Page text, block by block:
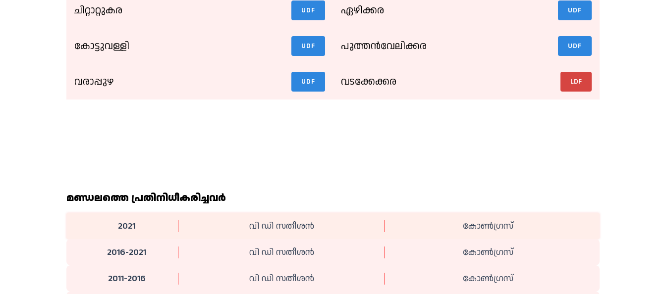
ചിറ്റാറ്റുകര UDF
കോട്ടുവള്ളി UDF
വരാപ്പുഴ UDF
ഏഴിക്കര UDF
പുത്തൻവേലിക്കര UDF
വടക്കേക്കര LDF
മണ്ഡലത്തെ പ്രതിനിധീകരിച്ചവര്‍
2021 വി ഡി സതീശൻ കോൺ​ഗ്രസ്
2016-2021 വി ഡി സതീശൻ കോൺ​ഗ്രസ്
2011-2016 വി ഡി സതീശൻ കോൺ​ഗ്രസ്